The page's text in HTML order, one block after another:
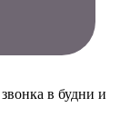
в будни и